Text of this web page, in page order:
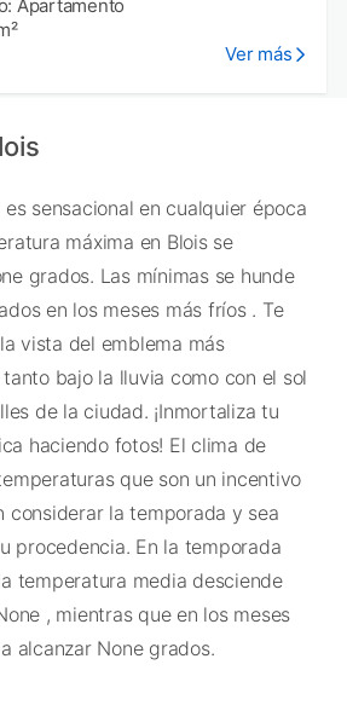
Apartamento
Ver más
sensacional en cualquier época
máxima en Blois se
grados. Las mínimas se hunde
en los meses más fríos . Te
vista del emblema más
bajo la lluvia como con el sol
de la ciudad. ¡Inmortaliza tu
haciendo fotos! El clima de
que son un incentivo
considerar la temporada y sea
procedencia. En la temporada
temperatura media desciende
, mientras que en los meses
alcanzar None grados.